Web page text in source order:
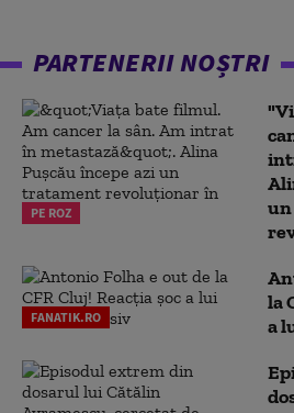
PARTENERII NOȘTRI
PE ROZ
FANATIK.RO
la
a